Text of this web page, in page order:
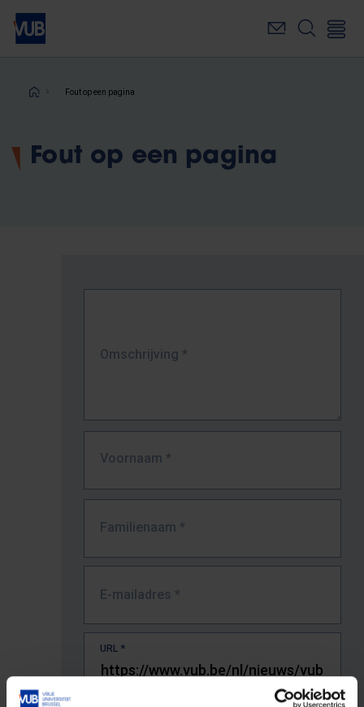
Overslaan
naar
inhoudKruimelpad
Fout op een pagina
Fout op een pagina
Omschrijving *
Voornaam *
Familienaam *
E-mailadres *
URL *
De volledige URL van de pagina waar je de fout zag.